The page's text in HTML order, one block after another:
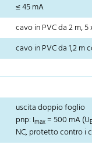
≤ 45 mA
cavo in PVC da 2 m, 5
cavo in PVC da 1,2 m
uscita doppio foglio
pnp: Imax= 500 mA (U
NC, protetto contro i